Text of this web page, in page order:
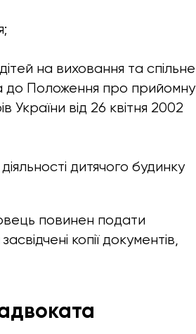
на виховання та спільне
до Положення про прийомну
України від 26 квітня 2002
дитячого будинку
повинен подати
копії документів,